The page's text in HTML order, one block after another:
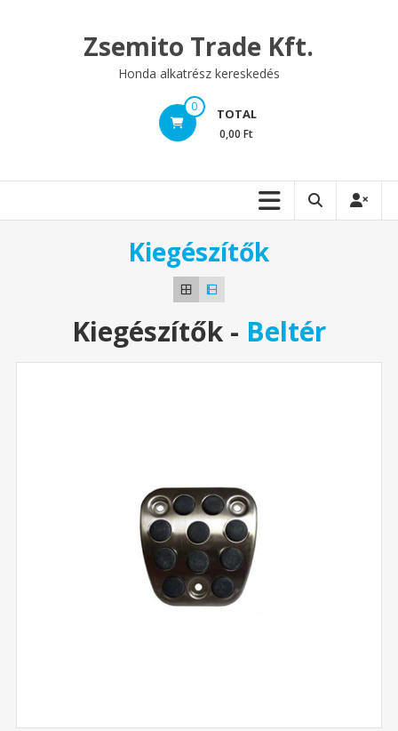
Zsemito Trade Kft.
Honda alkatrész kereskedés
0 TOTAL
0,00 Ft
Kiegészítők
Kiegészítők- Beltér